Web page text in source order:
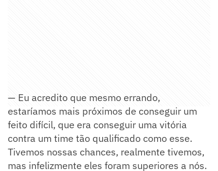
— Eu acredito que mesmo errando,
estaríamos mais próximos de conseguir um
feito difícil, que era conseguir uma vitória
contra um time tão qualificado como esse.
Tivemos nossas chances, realmente tivemos,
mas infelizmente eles foram superiores a nós.